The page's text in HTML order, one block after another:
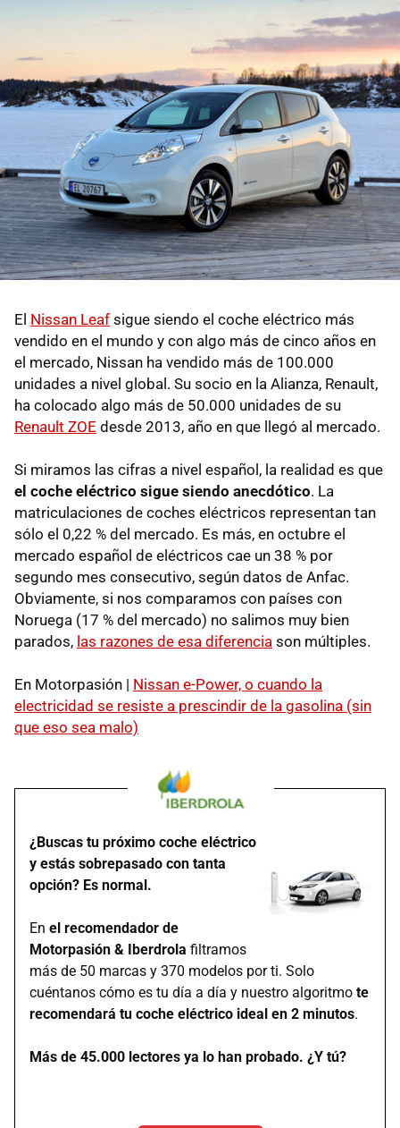
El Nissan Leaf sigue siendo el coche eléctrico más
vendido en el mundo y con algo más de cinco años en
el mercado, Nissan ha vendido más de 100.000
unidades a nivel global. Su socio en la Alianza, Renault,
ha colocado algo más de 50.000 unidades de su
Renault ZOE desde 2013, año en que llegó al mercado.
Si miramos las cifras a nivel español, la realidad es que
el coche eléctrico sigue siendo anecdótico. La
matriculaciones de coches eléctricos representan tan
sólo el 0,22 % del mercado. Es más, en octubre el
mercado español de eléctricos cae un 38 % por
segundo mes consecutivo, según datos de Anfac.
Obviamente, si nos comparamos con países con
Noruega (17 % del mercado) no salimos muy bien
parados, las razones de esa diferencia son múltiples.
En Motorpasión | Nissan e-Power, o cuando la
electricidad se resiste a prescindir de la gasolina (sin
que eso sea malo)
¿Buscas tu próximo coche eléctrico
y estás sobrepasado con tanta
opción? Es normal.
En el recomendador de
Motorpasión & Iberdrola filtramos
más de 50 marcas y 370 modelos por ti. Solo
cuéntanos cómo es tu día a día y nuestro algoritmo te
recomendará tu coche eléctrico ideal en 2 minutos.
Más de 45.000 lectores ya lo han probado. ¿Y tú?